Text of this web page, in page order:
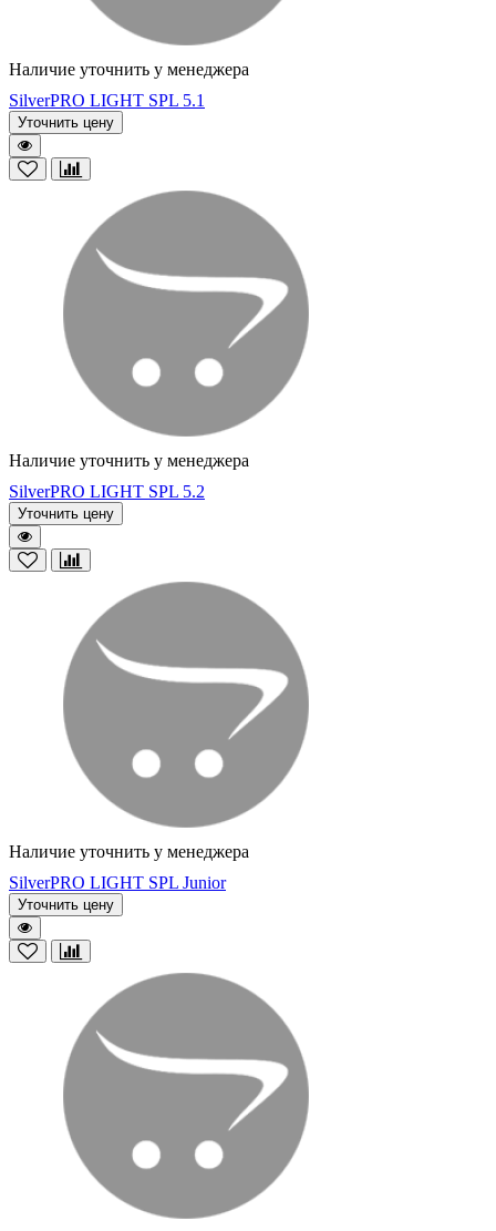
Наличие уточнить у менеджера
SilverPRO LIGHT SPL 5.1
Уточнить цену
Наличие уточнить у менеджера
SilverPRO LIGHT SPL 5.2
Уточнить цену
Наличие уточнить у менеджера
SilverPRO LIGHT SPL Junior
Уточнить цену